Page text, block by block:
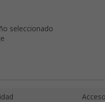
seleccionado